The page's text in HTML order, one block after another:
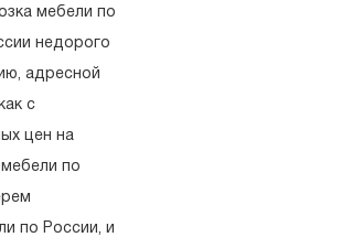
мебели по
недорого
адресной
с
цен на
по
по России, и